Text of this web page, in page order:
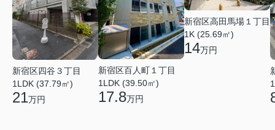
新宿区四谷３丁目
1LDK (37.79㎡)
21万円
新宿区百人町１丁目
1LDK (39.50㎡)
17.8万円
新宿区高田馬場１丁目
1K (25.69㎡)
14万円